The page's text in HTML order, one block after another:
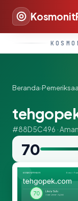
Beranda›
#88D5C496 · Aman
70